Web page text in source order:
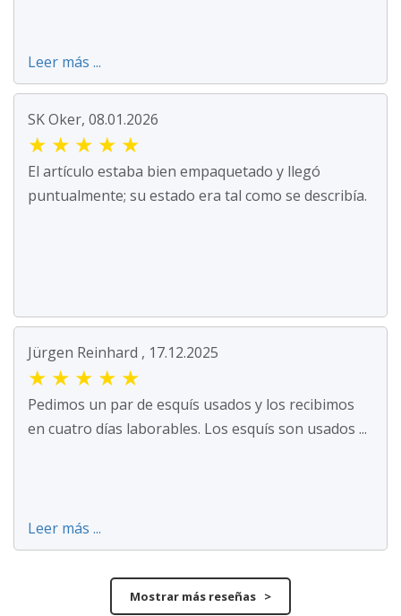
Leer más ...
SK Oker, 08.01.2026
★ ★ ★ ★ ★
El artículo estaba bien empaquetado y llegó
puntualmente; su estado era tal como se describía.
Jürgen Reinhard , 17.12.2025
★ ★ ★ ★ ★
Pedimos un par de esquís usados y los recibimos
en cuatro días laborables. Los esquís son usados ...
Leer más ...
Mostrar más reseñas >